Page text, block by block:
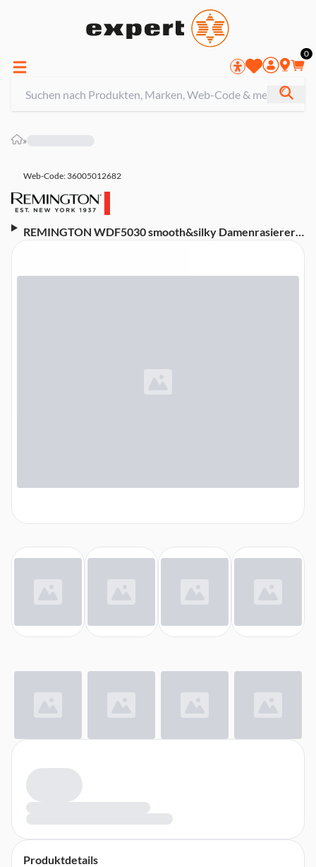
0
»
Web-Code: 36005012682
REMINGTON WDF5030 smooth&silky Damenrasierer
(Akkubetrieb, 2 bewegliche hypoallergene Scherfolien,
Anti-Verklebungssystem, Bikini-Kammaufsatz, Nass-
Produktdetails